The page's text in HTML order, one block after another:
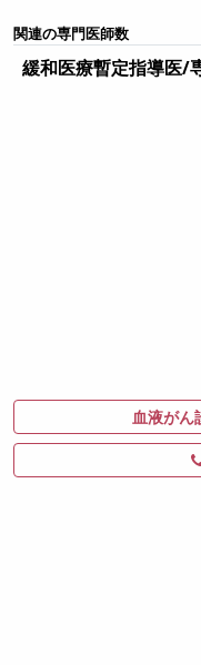
関連の専門医師数
緩和医療暫定指導医/
血液がん